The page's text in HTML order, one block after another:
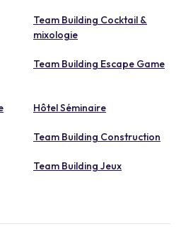
Team Building Cocktail &
mixologie
Team Building Escape Game
Hôtel Séminaire
Team Building Construction
Team Building Jeux